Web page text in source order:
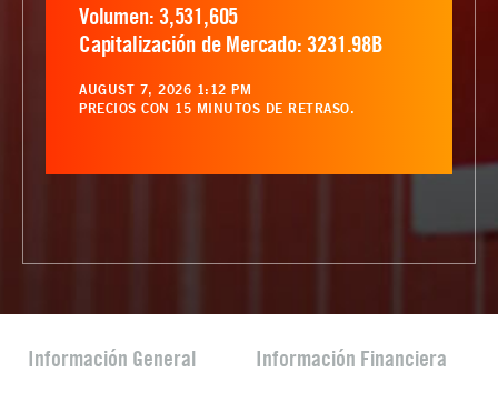
Volumen: 3,531,605
Capitalización de Mercado: 3231.98B
AUGUST 7, 2026 1:12 PM
PRECIOS CON 15 MINUTOS DE RETRASO.
Información General Información Financiera